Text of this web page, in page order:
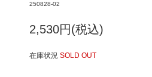
250828-02
2,530円(税込)
在庫状況 SOLD OUT